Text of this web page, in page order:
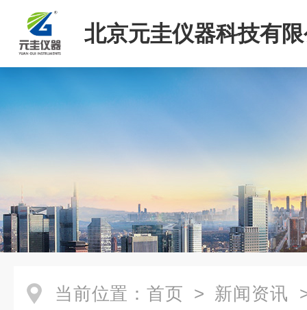
北京元圭仪器科技有
当前位置： 首页 > 新闻资讯